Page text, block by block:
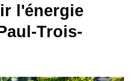
l'énergie
Trois-